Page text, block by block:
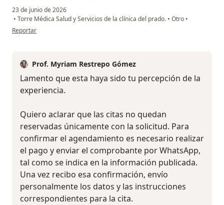
23 de junio de 2026
• Torre Médica Salud y Servicios de la clínica del prado. • Otro •
en opinión del usuario Charles Pipkin
Reportar
Prof. Myriam Restrepo Gómez
Lamento que esta haya sido tu percepción de la
experiencia.
Quiero aclarar que las citas no quedan
reservadas únicamente con la solicitud. Para
confirmar el agendamiento es necesario realizar
el pago y enviar el comprobante por WhatsApp,
tal como se indica en la información publicada.
Una vez recibo esa confirmación, envío
personalmente los datos y las instrucciones
correspondientes para la cita.